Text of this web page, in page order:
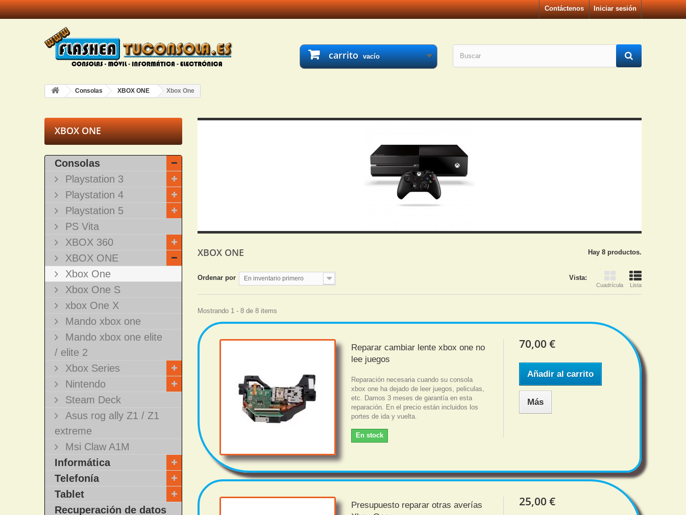
Iniciar sesión
Contáctenos
carrito vacío
Consolas XBOX ONE Xbox One
XBOX ONE
Consolas
Playstation 3
Playstation 4
Playstation 5
PS Vita
XBOX 360
XBOX ONE
Xbox One
Xbox One S
xbox One X
Mando xbox one
Mando xbox one elite
/ elite 2
Xbox Series
Nintendo
Steam Deck
Asus rog ally Z1 / Z1
extreme
Msi Claw A1M
Informática
Telefonía
Tablet
Recuperación de datos
XBOX ONE Hay 8 productos.
Vista:
Cuadrícula Lista
Ordenar por En inventario primero
Mostrando 1 - 8 de 8 items
Reparar cambiar lente xbox one no
lee juegos
Reparación necesaria cuando su consola
xbox one ha dejado de leer juegos, peliculas,
etc. Damos 3 meses de garantía en esta
reparación. En el precio están incluidos los
portes de ida y vuelta.
En stock
70,00 €
Añadir al carrito
Más
Presupuesto reparar otras averías
25,00 €